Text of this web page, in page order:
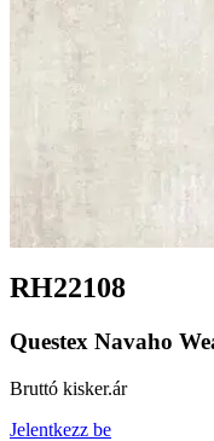
RH22108
Questex Navaho
Bruttó kisker.ár
Jelentkezz be